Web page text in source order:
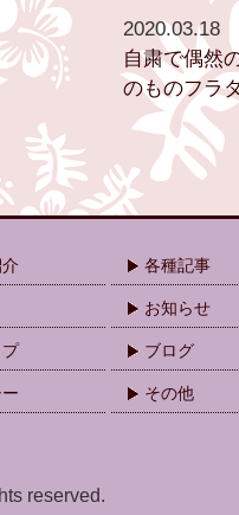
2020.03.18
自粛で偶然
のものフラ
各種記事
お知らせ
ブログ
その他
reserved.